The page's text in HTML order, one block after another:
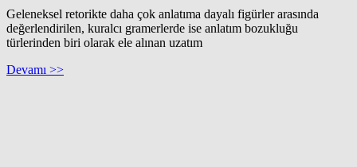
Geleneksel retorikte daha çok anlatıma dayalı figürler arasında
değerlendirilen, kuralcı gramerlerde ise anlatım bozukluğu
türlerinden biri olarak ele alınan uzatım
Devamı >>